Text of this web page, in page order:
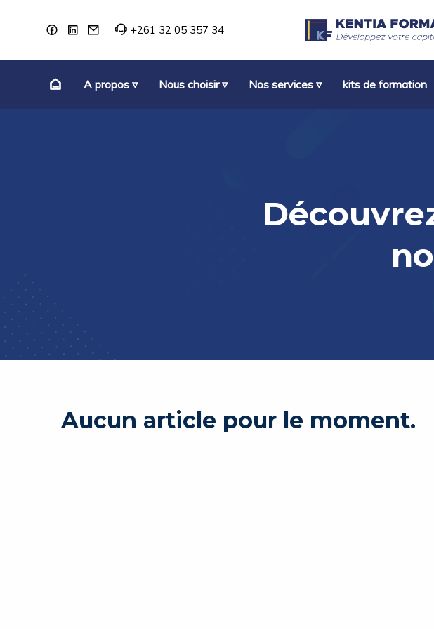
+261 32 05 357 34
A propos ▿ Nous choisir ▿ Nos services ▿ kits de formation
Aucun article pour le moment.